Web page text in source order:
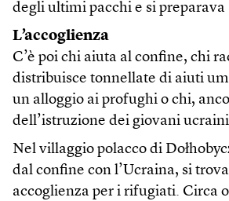
degli ultimi pacchi e si preparava
L’accoglienza
C’è poi chi aiuta al confine, chi
distribuisce tonnellate di aiuti
un alloggio ai profughi o chi,
dell’istruzione dei giovani
Nel villaggio polacco di
dal confine con l’Ucraina, si
accoglienza per i rifugiati. Circa